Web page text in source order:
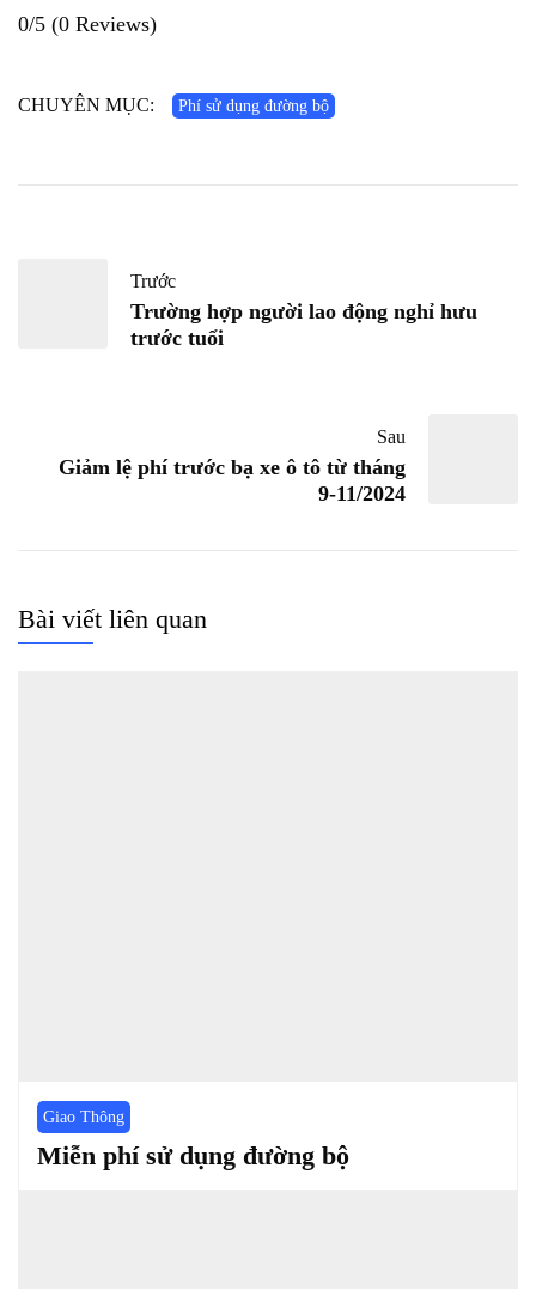
0/5 (0 Reviews)
CHUYÊN MỤC: Phí sử dụng đường bộ
Trước
Trường hợp người lao động nghỉ hưu
trước tuổi
Sau
Giảm lệ phí trước bạ xe ô tô từ tháng
9-11/2024
Bài viết liên quan
Giao Thông
Miễn phí sử dụng đường bộ